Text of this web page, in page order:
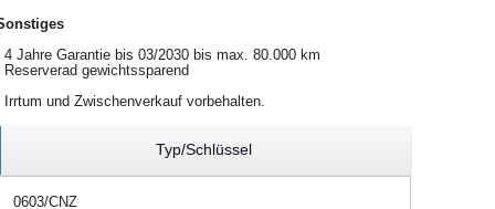
4 Jahre Garantie bis 03/2030 bis max. 80.000 km
gewichtssparend
und Zwischenverkauf vorbehalten.
Typ/Schlüssel
0603/CNZ